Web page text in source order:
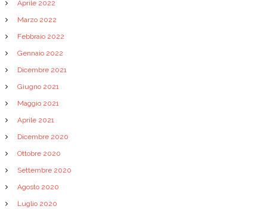
Aprile 2022
Marzo 2022
Febbraio 2022
Gennaio 2022
Dicembre 2021
Giugno 2021
Maggio 2021
Aprile 2021
Dicembre 2020
Ottobre 2020
Settembre 2020
Agosto 2020
Luglio 2020